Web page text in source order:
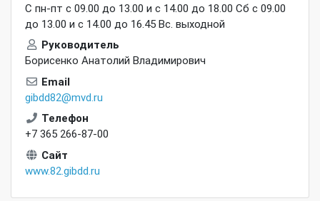
С пн-пт с 09.00 до 13.00 и с 14.00 до 18.00 Сб с 09.00
до 13.00 и с 14.00 до 16.45 Вс. выходной
Руководитель
Борисенко Анатолий Владимирович
Email
gibdd82@mvd.ru
Телефон
+7 365 266-87-00
Сайт
www.82.gibdd.ru